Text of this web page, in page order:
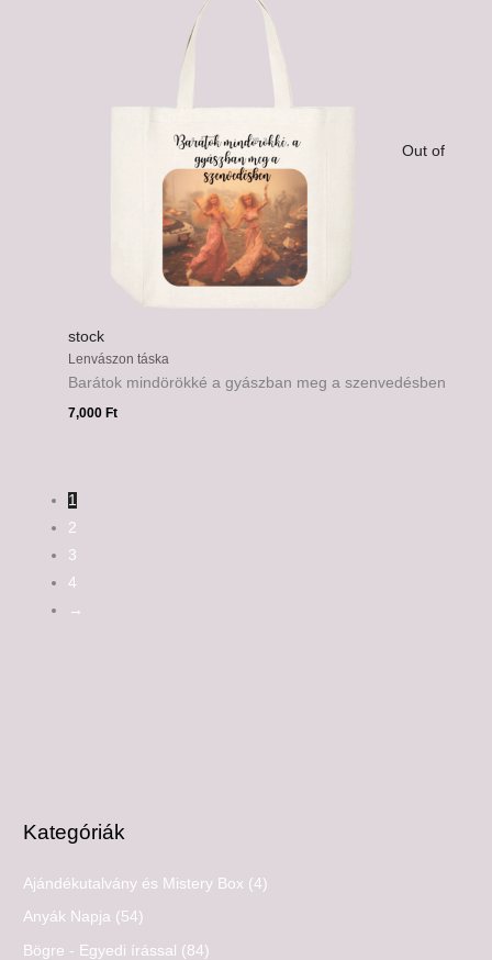
Kategóriák
Ajándékutalvány és Mistery Box (4)
Anyák Napja (54)
Bögre - Egyedi írással (84)
Out of
stock
Lenvászon táska
Barátok mindörökké a gyászban meg a szenvedésben
7,000 Ft
1
2
3
4
→